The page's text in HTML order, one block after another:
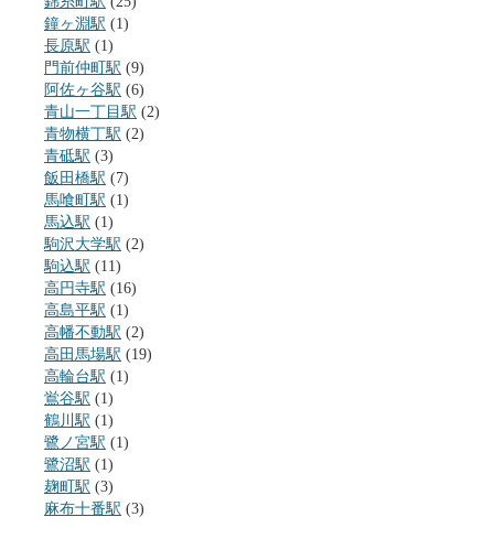
鐘ヶ淵駅 (1)
長原駅 (1)
門前仲町駅 (9)
阿佐ヶ谷駅 (6)
青山一丁目駅 (2)
青物横丁駅 (2)
青砥駅 (3)
飯田橋駅 (7)
馬喰町駅 (1)
馬込駅 (1)
駒沢大学駅 (2)
駒込駅 (11)
高円寺駅 (16)
高島平駅 (1)
高幡不動駅 (2)
高田馬場駅 (19)
高輪台駅 (1)
鴬谷駅 (1)
鶴川駅 (1)
鷺ノ宮駅 (1)
鷺沼駅 (1)
麹町駅 (3)
麻布十番駅 (3)